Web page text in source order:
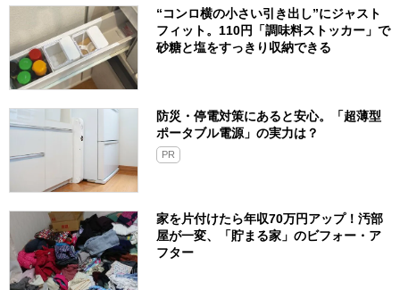
“コンロ横の小さい引き出し”にジャスト
フィット。110円「調味料ストッカー」で
砂糖と塩をすっきり収納できる
防災・停電対策にあると安心。「超薄型
ポータブル電源」の実力は？​
PR
家を片付けたら年収70万円アップ！汚部
屋が一変、「貯まる家」のビフォー・ア
フター